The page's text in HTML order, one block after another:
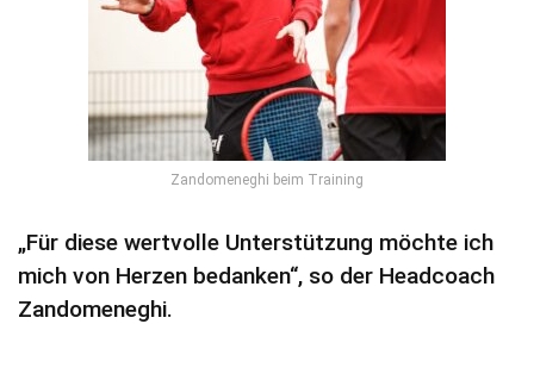
Zandomeneghi beim Training
„Für diese wertvolle Unterstützung möchte ich
mich von Herzen bedanken“, so der Headcoach
Zandomeneghi.